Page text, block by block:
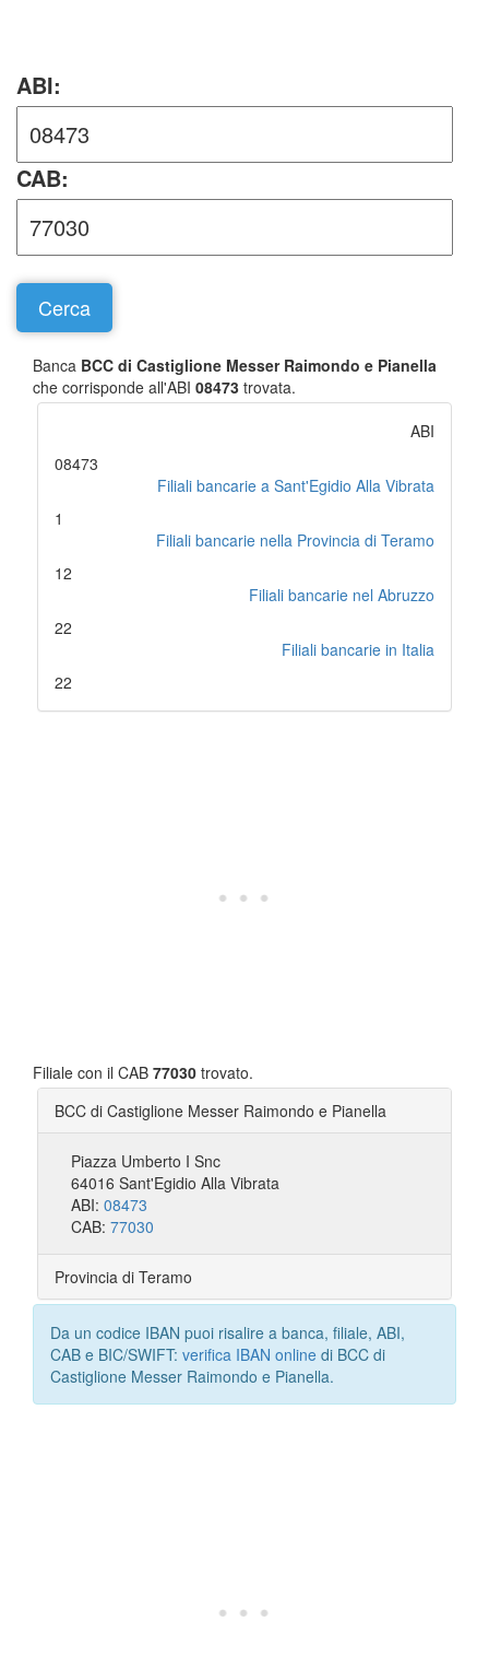
ABI:
CAB:
Banca BCC di Castiglione Messer Raimondo e Pianella
che corrisponde all'ABI 08473 trovata.
ABI
08473
Filiali bancarie a Sant'Egidio Alla Vibrata
1
Filiali bancarie nella Provincia di Teramo
12
Filiali bancarie nel Abruzzo
22
Filiali bancarie in Italia
22
Filiale con il CAB 77030 trovato.
BCC di Castiglione Messer Raimondo e Pianella
Piazza Umberto I Snc
64016 Sant'Egidio Alla Vibrata
ABI: 08473
CAB: 77030
Provincia di Teramo
Da un codice IBAN puoi risalire a banca, filiale, ABI,
CAB e BIC/SWIFT: verifica IBAN online di BCC di
Castiglione Messer Raimondo e Pianella.